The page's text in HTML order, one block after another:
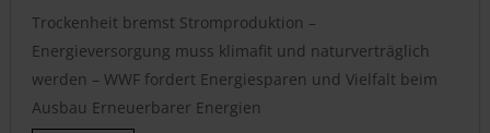
Trockenheit bremst Stromproduktion –
Energieversorgung muss klimafit und naturverträglich
werden – WWF fordert Energiesparen und Vielfalt beim
Ausbau Erneuerbarer Energien